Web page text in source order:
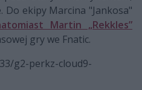
Do ekipy Marcina "Jankosa"
Martin „Rekkles”
gry we Fnatic.
g2-perkz-cloud9-